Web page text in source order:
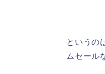
というの
ムセール